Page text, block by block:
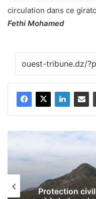
circulation dans ce
Fethi Mohamed
Protection